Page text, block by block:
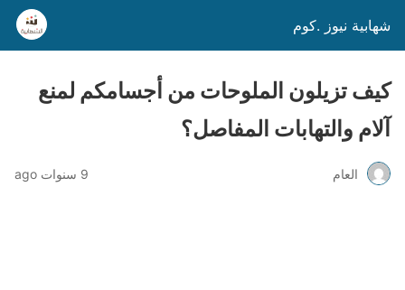
شهابية نيوز .كوم
كيف تزيلون الملوحات من أجسامكم لمنع
آلام والتهابات المفاصل؟
العام 9 سنوات ago